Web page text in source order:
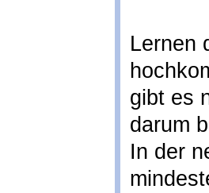
Lernen
gibt es
darum
In der